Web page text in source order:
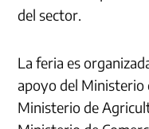
del sector.
La feria es
apoyo del Ministerio
Ministerio de